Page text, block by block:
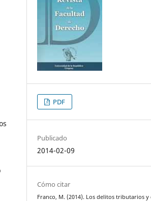
PDF
Publicado
2014-02-09
Cómo citar
Franco, M. (2014). Los delitos tributarios y